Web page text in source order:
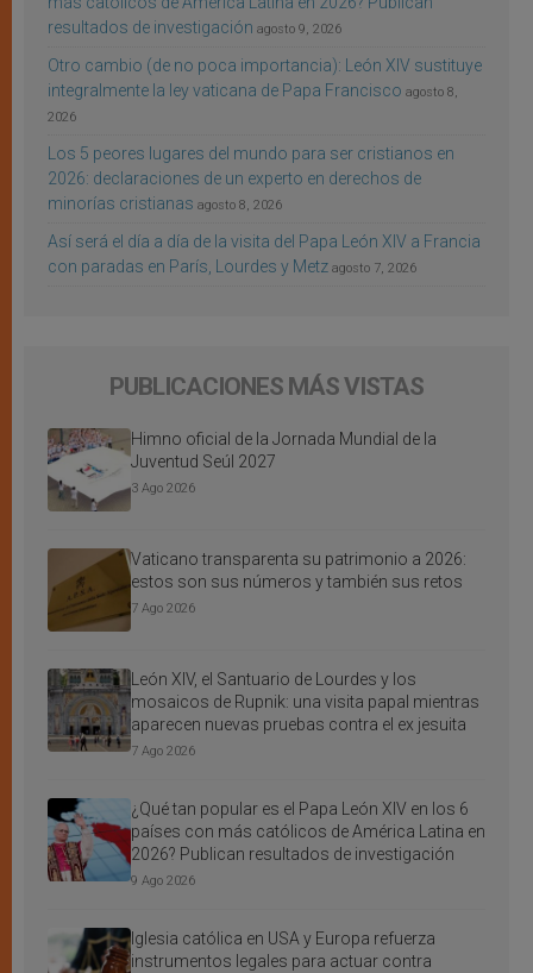
resultados de investigación agosto 9, 2026
Otro cambio (de no poca importancia): León XIV sustituye
integralmente la ley vaticana de Papa Francisco agosto 8,
2026
Los 5 peores lugares del mundo para ser cristianos en
2026: declaraciones de un experto en derechos de
minorías cristianas agosto 8, 2026
Así será el día a día de la visita del Papa León XIV a Francia
con paradas en París, Lourdes y Metz agosto 7, 2026
PUBLICACIONES MÁS VISTAS
Himno oficial de la Jornada Mundial de la
Juventud Seúl 2027
3 Ago 2026
Vaticano transparenta su patrimonio a 2026:
estos son sus números y también sus retos
7 Ago 2026
León XIV, el Santuario de Lourdes y los
mosaicos de Rupnik: una visita papal mientras
aparecen nuevas pruebas contra el ex jesuita
7 Ago 2026
¿Qué tan popular es el Papa León XIV en los 6
países con más católicos de América Latina en
2026? Publican resultados de investigación
9 Ago 2026
Iglesia católica en USA y Europa refuerza
instrumentos legales para actuar contra